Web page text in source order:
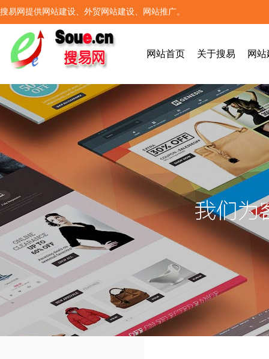
搜易网提供网站建设、外贸网站建设、网站推广。
网站首页 关于搜易 网